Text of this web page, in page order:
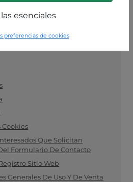
esenciales
preferencias de cookies
en WhatsApp
Cookies
Que Solicitan
Formulario De Contacto
Sitio Web
Generales De Uso Y De Venta